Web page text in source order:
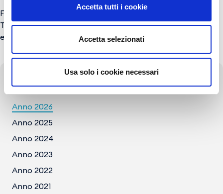
Accetta tutti i cookie
Accetta selezionati
Usa solo i cookie necessari
Flavia Scandone
Tel. +39.081.7896501/418
e-mail:
press@gesac.it
Anno 2026
Anno 2025
Anno 2024
Anno 2023
Anno 2022
Anno 2021